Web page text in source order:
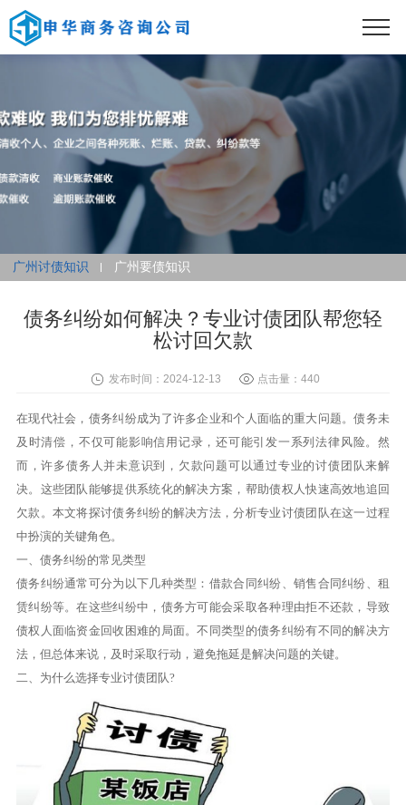
广州讨债知识 广州要债知识
债务纠纷如何解决？专业讨债团队帮您轻
松讨回欠款
发布时间：2024-12-13 点击量：440
在现代社会，债务纠纷成为了许多企业和个人面临的重大问题。债务未
及时清偿，不仅可能影响信用记录，还可能引发一系列法律风险。然
而，许多债务人并未意识到，欠款问题可以通过专业的讨债团队来解
决。这些团队能够提供系统化的解决方案，帮助债权人快速高效地追回
欠款。本文将探讨债务纠纷的解决方法，分析专业讨债团队在这一过程
中扮演的关键角色。
一、债务纠纷的常见类型
债务纠纷通常可分为以下几种类型：借款合同纠纷、销售合同纠纷、租
赁纠纷等。在这些纠纷中，债务方可能会采取各种理由拒不还款，导致
债权人面临资金回收困难的局面。不同类型的债务纠纷有不同的解决方
法，但总体来说，及时采取行动，避免拖延是解决问题的关键。
二、为什么选择专业讨债团队?